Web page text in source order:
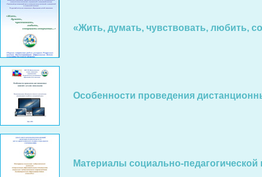
«Жить, думать, чувствовать, любить,
Особенности проведения
Материалы социально-педагогической